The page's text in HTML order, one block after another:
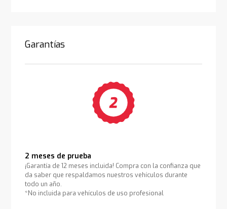
Garantías
2 meses de prueba
¡Garantía de 12 meses incluida! Compra con la confianza que
da saber que respaldamos nuestros vehículos durante
todo un año.
*No incluida para vehículos de uso profesional